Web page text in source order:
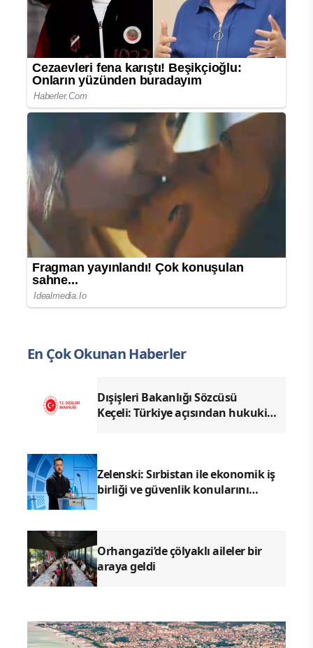
En Çok Okunan Haberler
Dışişleri Bakanlığı Sözcüsü
Keçeli: Türkiye açısından hukuki
Zelenski: Sırbistan ile ekonomik iş
birliği ve güvenlik konularını
Orhangazi’de çölyaklı aileler bir
araya geldi